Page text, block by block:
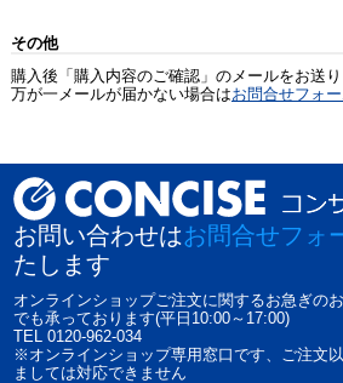
その他
購入後「購入内容のご確認」のメールをお送り
万が一メールが届かない場合はお問合せフォ
お問い合わせはお問合せフォ
たします
オンラインショップご注文に関するお急ぎの
でも承っております(平日10:00～17:00)
TEL 0120-962-034
※オンラインショップ専用窓口です、ご注文
ましては対応できません